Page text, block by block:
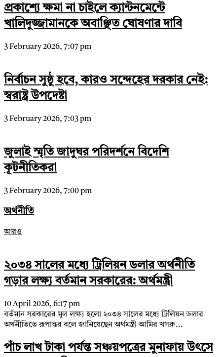
প্রকাশ্যে ক্ষমা না চাইলে ক্যান্টনমেন্টে
খালিদুজ্জামানকে অবাঞ্ছিত ঘোষণার দাবি
3 February 2026, 7:07 pm
নির্বাচন সুষ্ঠু হবে, কারও সন্দেহের দরকার নেই:
স্বরাষ্ট্র উপদেষ্টা
3 February 2026, 7:03 pm
জুলাই স্মৃতি জাদুঘর পরিদর্শনে বিদেশি
কূটনীতিকরা
3 February 2026, 7:00 pm
অর্থনীতি
আরও
২০৩৪ সালের মধ্যে ট্রিলিয়ন ডলার অর্থনীতি
গড়ার লক্ষ্য বর্তমান সরকারের: অর্থমন্ত্রী
10 April 2026, 6:17 pm
বর্তমান সরকারের মূল লক্ষ্য হলো ২০৩৪ সালের মধ্যে ট্রিলিয়ন ডলার
অর্থনীতিতে রূপান্তর বলে জানিয়েছেন অর্থমন্ত্রী আমির খসরু...
পাঁচ লাখ টাকা পর্যন্ত সঞ্চয়পত্রের মুনাফায় উৎসে